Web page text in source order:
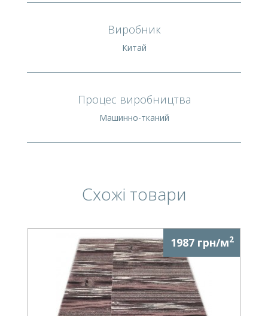
Виробник
Китай
Процес виробництва
Машинно-тканий
Схожі товари
1987 грн/м2